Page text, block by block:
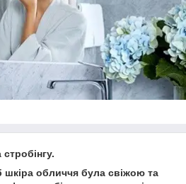
обличчя була свіжою та